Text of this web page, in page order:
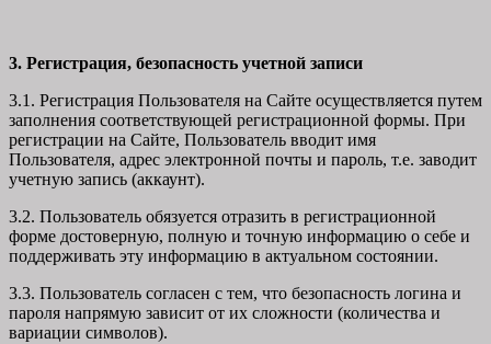
3. Регистрация, безопасность учетной записи
3.1. Регистрация Пользователя на Сайте осуществляется путем
заполнения соответствующей регистрационной формы. При
регистрации на Сайте, Пользователь вводит имя
Пользователя, адрес электронной почты и пароль, т.е. заводит
учетную запись (аккаунт).
3.2. Пользователь обязуется отразить в регистрационной
форме достоверную, полную и точную информацию о себе и
поддерживать эту информацию в актуальном состоянии.
3.3. Пользователь согласен с тем, что безопасность логина и
пароля напрямую зависит от их сложности (количества и
вариации символов).